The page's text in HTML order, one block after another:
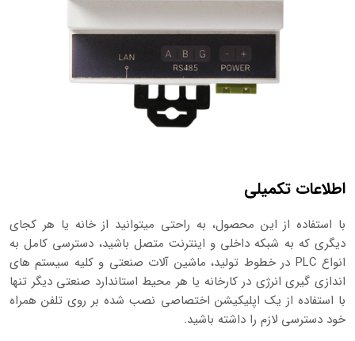
اطلاعات تکمیلی
با استفاده از این محصول، به راحتی میتوانید از خانه یا هر کجای
دیگری که به شبکه داخلی و اینترنت متصل باشید، دسترسی کامل به
انواع PLC در خطوط تولید، ماشین آلات صنعتی و کلیه سیستم های
اندازی گیری انرژی در کارخانه یا هر محیط استاندارد صنعتی دیگر تنها
با استفاده از یک اپلیکیشن اختصاصی نصب شده بر روی تلفن همراه
خود دسترسی لازم را داشته باشید.